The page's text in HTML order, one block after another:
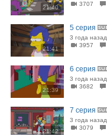
21:40
3707
21:41
5 серия
3 года назад
3957
21:39
6 серия
3 года назад
3682
21:42
7 серия
3 года назад
3079